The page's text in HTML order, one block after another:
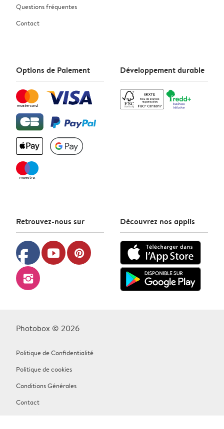
Questions fréquentes
Contact
Options de Paiement Développement durable
Retrouvez-nous sur
facebook youtube pinterest
instagram
Découvrez nos applis
Photobox © 2026
Politique de Confidentialité
Politique de cookies
Conditions Générales
Contact